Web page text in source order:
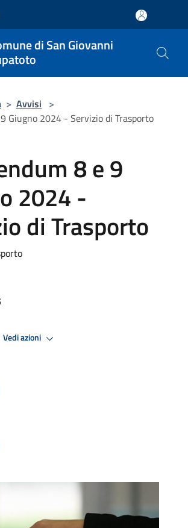
di San Giovanni
> Avvisi >
Giugno 2024 - Servizio di Trasporto
8 e 9
2024 -
di Trasporto
Vedi azioni